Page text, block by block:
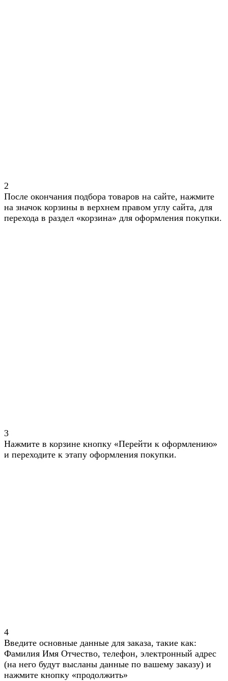
2
После окончания подбора товаров на сайте, нажмите
на значок корзины в верхнем правом углу сайта, для
перехода в раздел «корзина» для оформления покупки.
3
Нажмите в корзине кнопку «Перейти к оформлению»
и переходите к этапу оформления покупки.
4
Введите основные данные для заказа, такие как:
Фамилия Имя Отчество, телефон, электронный адрес
(на него будут высланы данные по вашему заказу) и
нажмите кнопку «продолжить»